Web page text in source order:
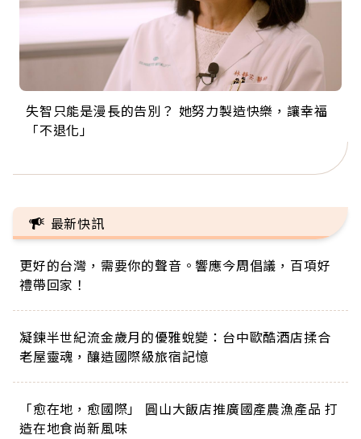
失智只能是漫長的告別？ 她努力製造快樂，讓幸福
「不退化」
來自剛果的巧克力神父 為台灣奉獻36年 「台灣是我
的家，我連作夢都講台語！」
63歲卸矽谷副總、搬回台灣找快樂！「蛋黃哥小
丑」走進安養院，逗樂上萬爺奶：退休後才開始真
104歲打破金氏世界紀錄 成為全球最年長羽球選
手，分享長壽的秘密原來是「這個」
事業巔峰他選擇追夢…黑手阿伯拉小提琴還登上小
巨蛋！連CNN都大讚！
最新快訊
更好的台灣，需要你的聲音。響應今周倡議，百項好
禮帶回家！
凝鍊半世紀流金歲月的優雅蛻變：台中歐酷酒店揉合
老屋靈魂，釀造國際級旅宿記憶
「愈在地，愈國際」 圓山大飯店推廣國產農漁產品 打
造在地食尚新風味